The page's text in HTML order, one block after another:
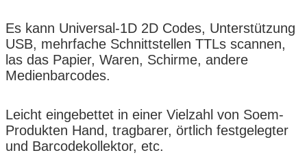
Es kann Universal-1D 2D Codes, Unterstützung
USB, mehrfache Schnittstellen TTLs scannen,
las das Papier, Waren, Schirme, andere
Medienbarcodes.
Leicht eingebettet in einer Vielzahl von Soem-
Produkten Hand, tragbarer, örtlich festgelegter
und Barcodekollektor, etc.